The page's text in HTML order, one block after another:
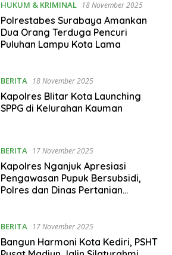
HUKUM & KRIMINAL 18 November 2025
Polrestabes Surabaya Amankan
Dua Orang Terduga Pencuri
Puluhan Lampu Kota Lama
BERITA 18 November 2025
Kapolres Blitar Kota Launching
SPPG di Kelurahan Kauman
BERITA 17 November 2025
Kapolres Nganjuk Apresiasi
Pengawasan Pupuk Bersubsidi,
Polres dan Dinas Pertanian
BERITA 17 November 2025
Bangun Harmoni Kota Kediri, PSHT